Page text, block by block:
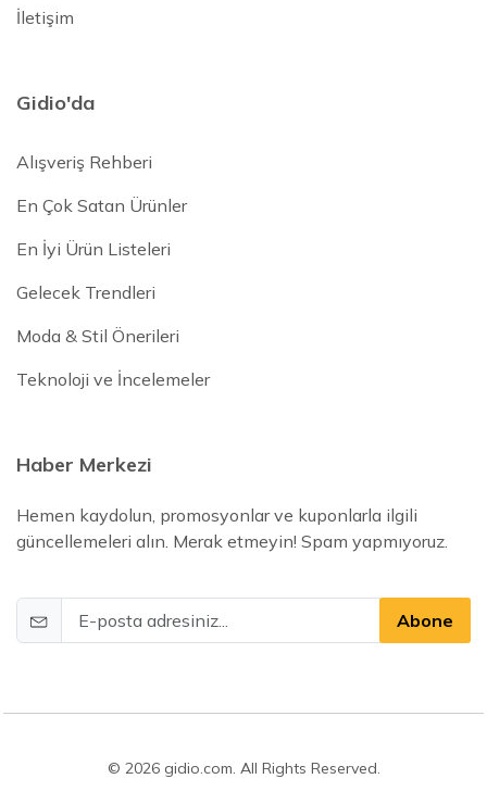
İletişim
Gidio'da
Alışveriş Rehberi
En Çok Satan Ürünler
En İyi Ürün Listeleri
Gelecek Trendleri
Moda & Stil Önerileri
Teknoloji ve İncelemeler
Haber Merkezi
Hemen kaydolun, promosyonlar ve kuponlarla ilgili
güncellemeleri alın. Merak etmeyin! Spam yapmıyoruz.
Abone
© 2026 gidio.com. All Rights Reserved.